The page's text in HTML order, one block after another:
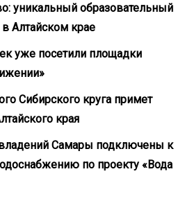
уникальный образовательный
Алтайском крае
уже посетили площадки
Сибирского круга примет
края
Самары подключены к
по проекту «Вода